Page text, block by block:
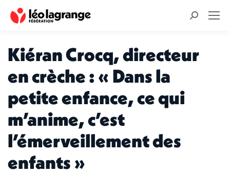
Recherche
Kiéran Crocq, directeur
en crèche : « Dans la
petite enfance, ce qui
m’anime, c’est
l’émerveillement des
enfants »